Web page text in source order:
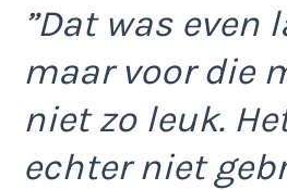
”Dat was even
maar voor die
niet zo leuk.
echter niet